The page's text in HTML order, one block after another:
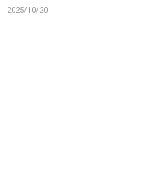
2025/10/20